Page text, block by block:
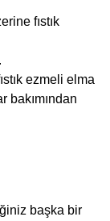
fıstık
ezmeli elma
bakımından
başka bir